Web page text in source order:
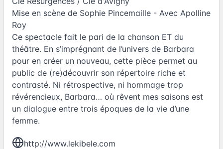
Mise en scène de Sophie Pincemaille - Avec Apolline
Roy
Ce spectacle fait le pari de la chanson ET du
théâtre. En s’imprégnant de l’univers de Barbara
pour en créer un nouveau, cette pièce permet au
public de (re)découvrir son répertoire riche et
contrasté. Ni rétrospective, ni hommage trop
révérencieux, Barbara… où rêvent mes saisons est
un dialogue entre trois époques de la vie d’une
femme.
http://www.lekibele.com